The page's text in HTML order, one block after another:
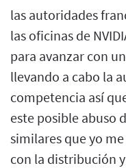
las autoridades
las oficinas de
para avanzar con
llevando a cabo la
competencia así
este posible abuso
similares que yo
con la distribución